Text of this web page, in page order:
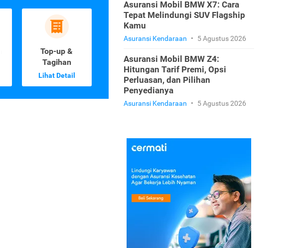
Top-up &
Tagihan
Lihat Detail
Asuransi Mobil BMW X7: Cara
Tepat Melindungi SUV Flagship
Kamu
Asuransi Kendaraan • 5 Agustus 2026
Asuransi Mobil BMW Z4:
Hitungan Tarif Premi, Opsi
Perluasan, dan Pilihan
Penyedianya
Asuransi Kendaraan • 5 Agustus 2026